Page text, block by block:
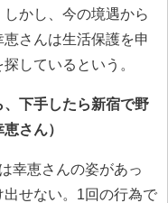
かし、今の境遇から
さんは生活保護を申
しているという。
、下手したら新宿で野
さん）
幸恵さんの姿があっ
せない。1回の行為で